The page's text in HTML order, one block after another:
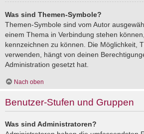
Was sind Themen-Symbole?
Themen-Symbole sind vom Autor
einem Thema in Verbindung stehen
kennzeichnen zu können. Die Möglichkeit,
verwenden, hängt von deinen
Administration gesetzt hat.
Nach oben
Benutzer-Stufen und Gruppen
Was sind Administratoren?